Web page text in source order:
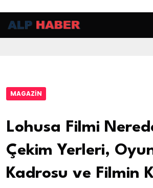
MAGAZIN
Lohusa Filmi
Çekim Yerleri,
Kadrosu ve Filmin